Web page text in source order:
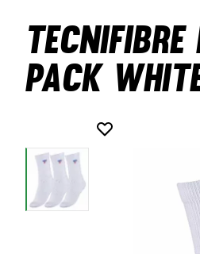
Tecnifibre
Pack